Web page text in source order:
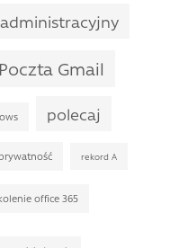
Poczta Gmail
polecaj
prywatność rekord A
office 365